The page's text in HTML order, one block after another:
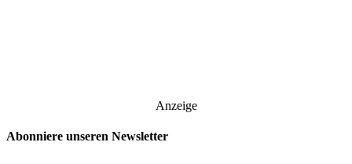
Anzeige
Abonniere unseren Newsletter